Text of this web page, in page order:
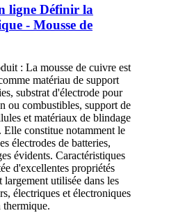
ligne Définir la
- Mousse de
: La mousse de cuivre est
matériau de support
substrat d'électrode pour
ou combustibles, support de
et matériaux de blindage
Elle constitue notamment le
électrodes de batteries,
évidents. Caractéristiques
d'excellentes propriétés
largement utilisée dans les
électriques et électroniques